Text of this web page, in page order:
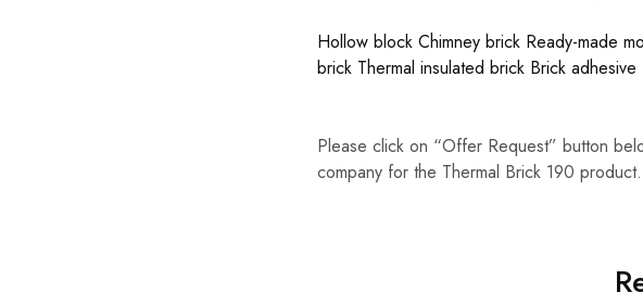
Hollow block Chimney brick Ready-made
brick Thermal insulated brick Brick adhesive
Please click on “Offer Request” button
company for the Thermal Brick 190 product.